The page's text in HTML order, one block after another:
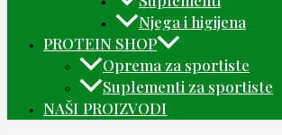
Njega i higijena
PROTEIN SHOP
Oprema za sportiste
Suplementi za sportiste
NAŠI PROIZVODI